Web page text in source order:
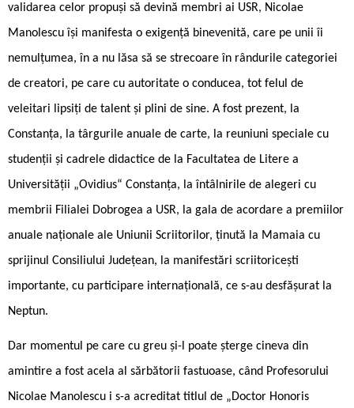
validarea celor propuși să devină membri ai USR, Nicolae
Manolescu își manifesta o exigență binevenită, care pe unii îi
nemulțumea, în a nu lăsa să se strecoare în rândurile categoriei
de creatori, pe care cu autoritate o conducea, tot felul de
veleitari lipsiți de talent și plini de sine. A fost prezent, la
Constanța, la târgurile anuale de carte, la reuniuni speciale cu
studenții și cadrele didactice de la Facultatea de Litere a
Universității „Ovidius“ Constanța, la întâlnirile de alegeri cu
membrii Filialei Dobrogea a USR, la gala de acordare a premiilor
anuale naționale ale Uniunii Scriitorilor, ținută la Mamaia cu
sprijinul Consiliului Județean, la manifestări scriitoricești
importante, cu participare internațională, ce s-au desfășurat la
Neptun.
Dar momentul pe care cu greu și-l poate șterge cineva din
amintire a fost acela al sărbătorii fastuoase, când Profesorului
Nicolae Manolescu i s-a acreditat titlul de „Doctor Honoris